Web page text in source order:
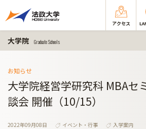
アクセス
大学院 Graduate Schools
お知らせ
大学院経営学研究科 MBAセ
談会 開催（10/15）
2022年09月08日 イベント・行事
入学案内